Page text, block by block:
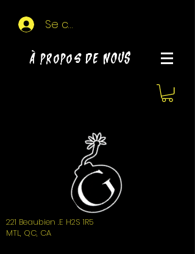
Se connecter
À propos de NOUS
221 Beaubien .E H2S 1R5
MTL, QC, CA